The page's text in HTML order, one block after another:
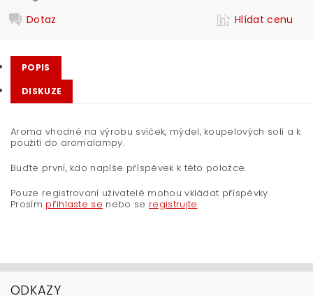
Dotaz
Hlídat cenu
POPIS
DISKUZE
Aroma vhodné na výrobu svíček, mýdel, koupelových solí a k
použití do aromalampy.
Buďte první, kdo napíše příspěvek k této položce.
Pouze registrovaní uživatelé mohou vkládat příspěvky.
Prosím přihlaste se nebo se registrujte.
ODKAZY